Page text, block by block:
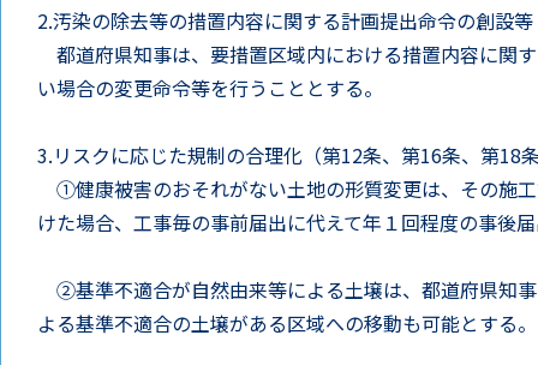
2.汚染の除去等の措置内容に関する計画提出命令の創設
都道府県知事は、要措置区域内における措置内容に関
い場合の変更命令等を行うこととする。
3.リスクに応じた規制の合理化（第12条、第16条、第18
①健康被害のおそれがない土地の形質変更は、その施
けた場合、工事毎の事前届出に代えて年１回程度の事後
②基準不適合が自然由来等による土壌は、都道府県知
よる基準不適合の土壌がある区域への移動も可能とする。